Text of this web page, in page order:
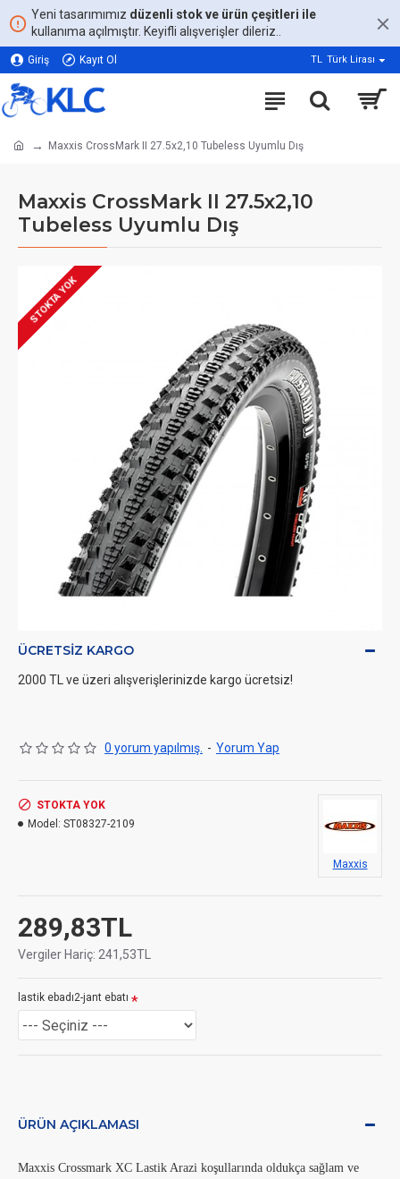
Yeni tasarımımız düzenli stok ve ürün çeşitleri ile
kullanıma açılmıştır. Keyifli alışverişler dileriz..
Giriş Kayıt Ol TL Türk Lirası
Maxxis CrossMark II 27.5x2,10 Tubeless Uyumlu Dış
Maxxis CrossMark II 27.5x2,10
Tubeless Uyumlu Dış
STOKTA YOK
ÜCRETSIZ KARGO
2000 TL ve üzeri alışverişlerinizde kargo ücretsiz!
0 yorum yapılmış. - Yorum Yap
289,83TL
Vergiler Hariç: 241,53TL
STOKTA YOK
Model: ST08327-2109
Maxxis
lastik ebadı2-jant ebatı
ÜRÜN AÇIKLAMASI
Maxxis Crossmark XC Lastik Arazi koşullarında oldukça sağlam ve